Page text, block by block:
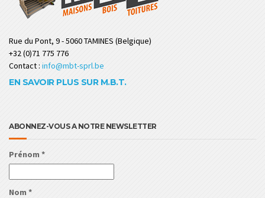
Rue du Pont, 9 - 5060 TAMINES (Belgique)
+32 (0)71 775 776
Contact : info@mbt-sprl.be
EN SAVOIR PLUS SUR M.B.T.
ABONNEZ-VOUS A NOTRE NEWSLETTER
Prénom *
Nom *